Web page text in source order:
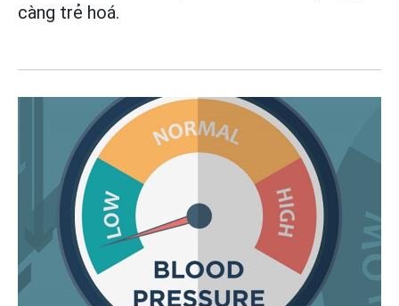
càng trẻ hoá.